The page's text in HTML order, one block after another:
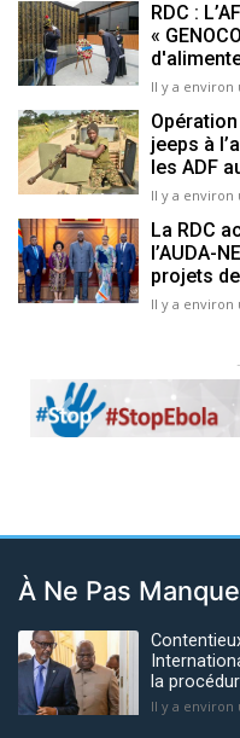
RDC :
«
Il y a environ
jeeps à
les ADF
Il y a environ
La RDC
l’AUDA-
projets
Il y a environ
Previous
À Ne Pas
la
Il y a environ